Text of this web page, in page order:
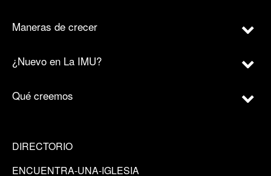
Maneras de crecer
¿Nuevo en La IMU?
Qué creemos
DIRECTORIO
ENCUENTRA-UNA-IGLESIA